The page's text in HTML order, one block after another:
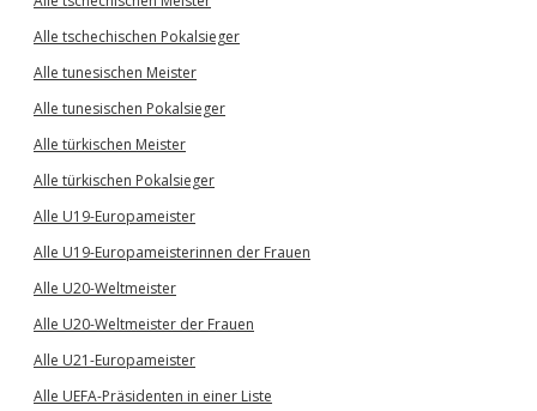
Alle tschechischen Pokalsieger
Alle tunesischen Meister
Alle tunesischen Pokalsieger
Alle türkischen Meister
Alle türkischen Pokalsieger
Alle U19-Europameister
Alle U19-Europameisterinnen der Frauen
Alle U20-Weltmeister
Alle U20-Weltmeister der Frauen
Alle U21-Europameister
Alle UEFA-Präsidenten in einer Liste